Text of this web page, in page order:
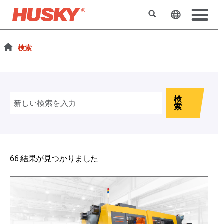
検索 ウェブサ
検索
検
索
66 結果が見つかりました